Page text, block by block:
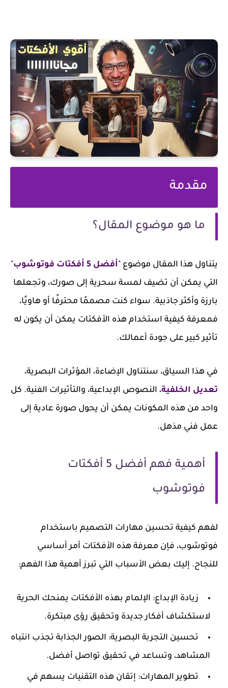
مقدمة
ما هو موضوع المقال؟
يتناول هذا المقال موضوع "أفضل 5 أفكتات فوتوشوب
"
التي يمكن أن تضيف لمسة سحرية إلى صورك، وتجعلها
بارزة وأكثر جاذبية. سواء كنت مصممًا محترفًا أو هاويًا،
فمعرفة كيفية استخدام هذه الأفكتات يمكن أن يكون له
تأثير كبير على جودة أعمالك.
في هذا السياق، سنتناول الإضاءة، المؤثرات البصرية،
تعديل الخلفية، النصوص الإبداعية، والتأثيرات الفنية. كل
واحد من هذه المكونات يمكن أن يحول صورة عادية إلى
عمل فني مذهل.
أهمية فهم أفضل 5 أفكتات
فوتوشوب
لفهم كيفية تحسين مهارات التصميم باستخدام
فوتوشوب، فإن معرفة هذه الأفكتات أمر أساسي
للنجاح. إليك بعض الأسباب التي تبرز أهمية هذا الفهم:
زيادة الإبداع: الإلمام بهذه الأفكتات يمنحك الحرية
لاستكشاف أفكار جديدة وتحقيق رؤى مبتكرة.
تحسين التجربة البصرية: الصور الجذابة تجذب انتباه
المشاهد، وتساعد في تحقيق تواصل أفضل.
تطوير المهارات: إتقان هذه التقنيات يسهم في